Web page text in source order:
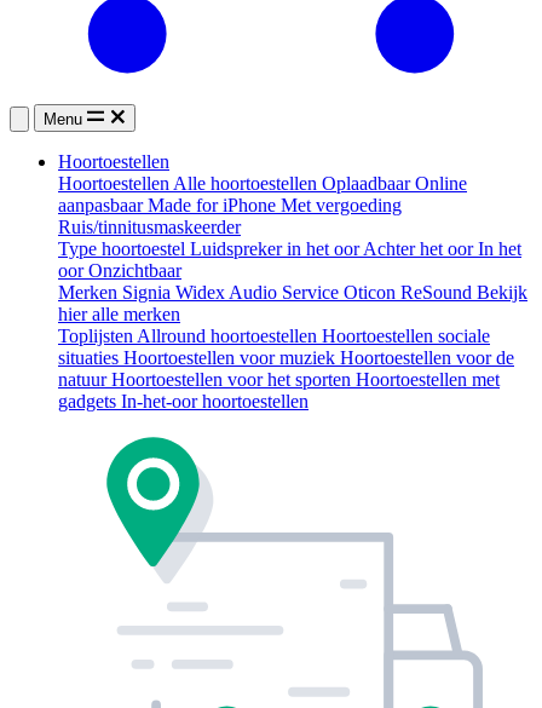
Menu
Hoortoestellen
HoortoestellenAlle hoortoestellen OplaadbaarOnline
aanpasbaarMade for iPhone Met vergoeding
Ruis/tinnitusmaskeerder
Type hoortoestel Luidspreker in het oorAchter het oorIn het
oorOnzichtbaar
Merken Signia WidexAudio Service Oticon ReSound Bekijk
hier alle merken
ToplijstenAllround hoortoestellen Hoortoestellen sociale
situaties Hoortoestellen voor muziek Hoortoestellen voor de
natuurHoortoestellen voor het sporten Hoortoestellen met
gadgets In-het-oor hoortoestellen